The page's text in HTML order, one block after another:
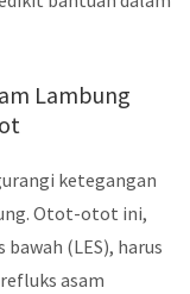
Lambung
ketegangan
Otot-otot ini,
(LES), harus
asam